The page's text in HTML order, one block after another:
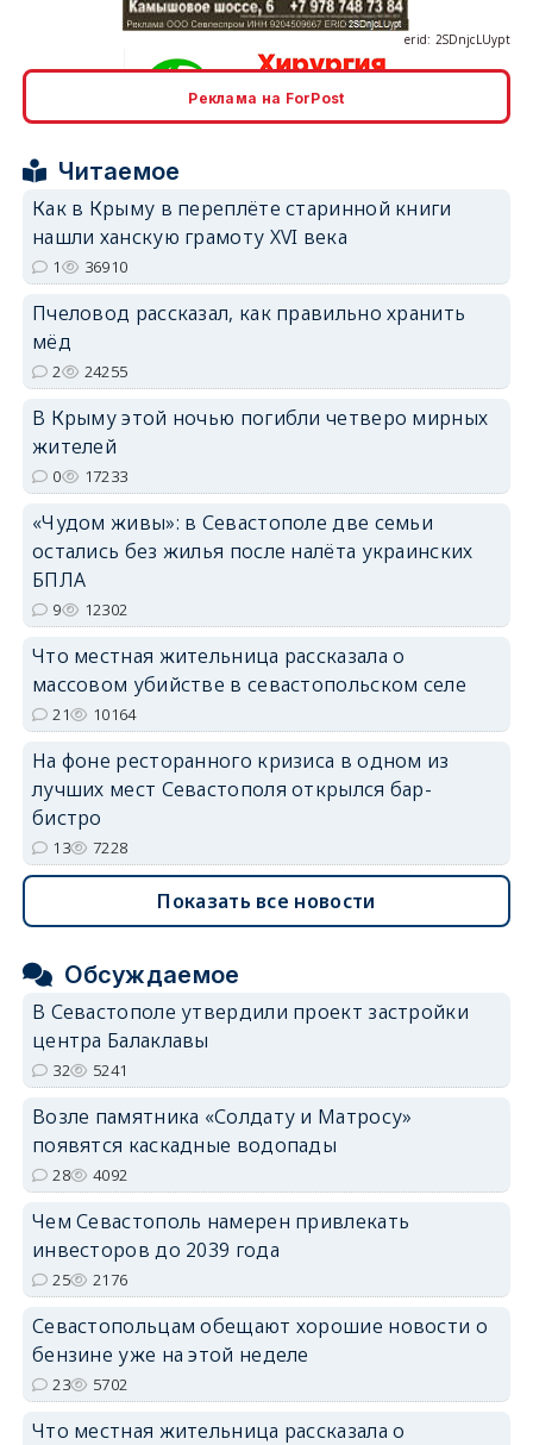
erid: 2SDnjdPjgYS
erid: 2SDnjdvhGXG
Реклама на ForPost
Читаемое
Как в Крыму в переплёте старинной книги
нашли ханскую грамоту XVI века
1 36910
Пчеловод рассказал, как правильно хранить
мёд
2 24255
В Крыму этой ночью погибли четверо мирных
жителей
0 17233
«Чудом живы»: в Севастополе две семьи
остались без жилья после налёта украинских
БПЛА
9 12302
Что местная жительница рассказала о
массовом убийстве в севастопольском селе
21 10164
На фоне ресторанного кризиса в одном из
лучших мест Севастополя открылся бар-
бистро
13 7228
Показать все новости
Обсуждаемое
В Севастополе утвердили проект застройки
центра Балаклавы
32 5241
Возле памятника «Солдату и Матросу»
появятся каскадные водопады
28 4092
Чем Севастополь намерен привлекать
инвесторов до 2039 года
25 2176
Севастопольцам обещают хорошие новости о
бензине уже на этой неделе
23 5702
Что местная жительница рассказала о